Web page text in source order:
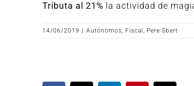
Tributa al 21% la actividad de
14/06/2019 Autónomos, Fiscal , Pere Sbert